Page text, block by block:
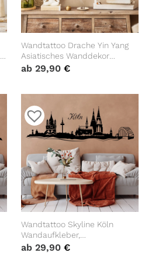
Wandtattoo Drache Yin Yang
Asiatisches Wanddekor
Selbstklebende Wandsticker
ab 29,90 €
Wandtattoo Skyline Köln
Wandaufkleber,
Wanddekoration
ab 29,90 €